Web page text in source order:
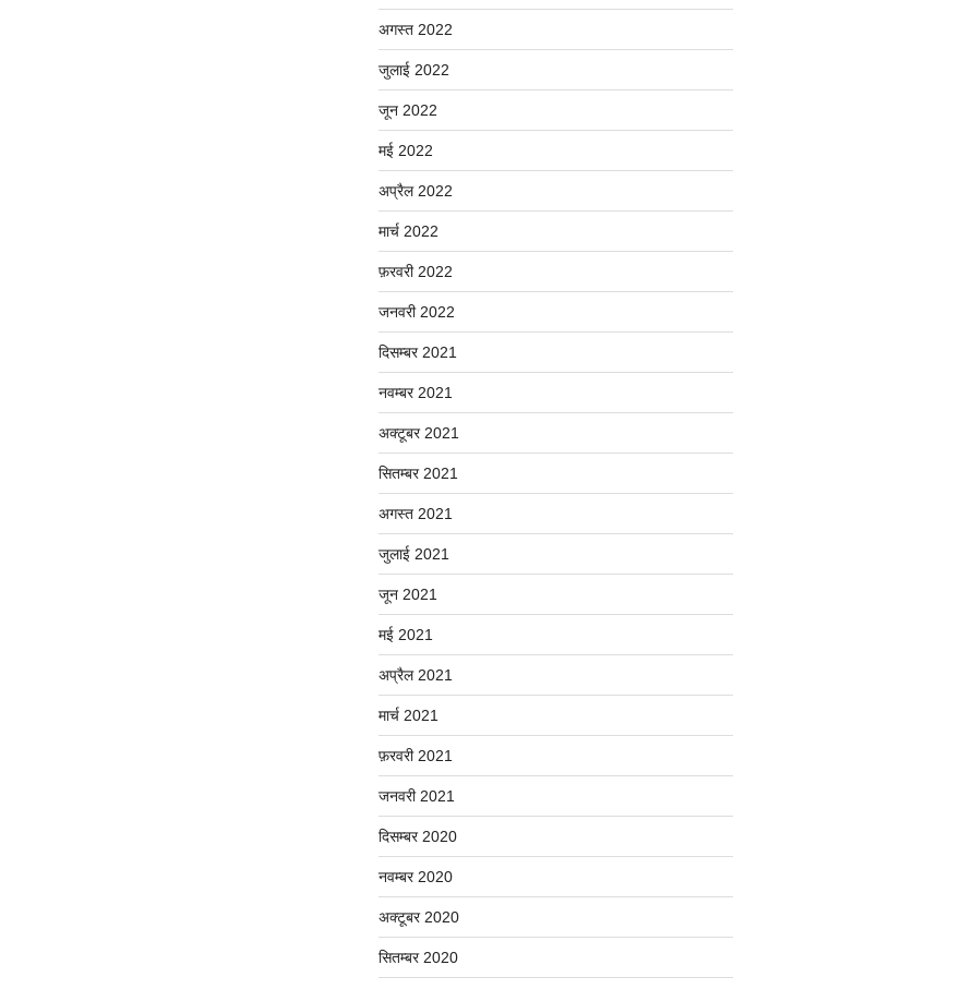
अगस्त 2022
जुलाई 2022
जून 2022
मई 2022
अप्रैल 2022
मार्च 2022
फ़रवरी 2022
जनवरी 2022
दिसम्बर 2021
नवम्बर 2021
अक्टूबर 2021
सितम्बर 2021
अगस्त 2021
जुलाई 2021
जून 2021
मई 2021
अप्रैल 2021
मार्च 2021
फ़रवरी 2021
जनवरी 2021
दिसम्बर 2020
नवम्बर 2020
अक्टूबर 2020
सितम्बर 2020